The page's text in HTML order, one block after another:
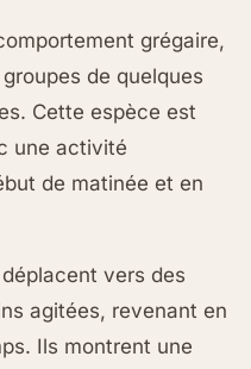
grégaire,
de quelques
Cette espèce est
une activité
de matinée et en
vers des
agitées, revenant en
Ils montrent une